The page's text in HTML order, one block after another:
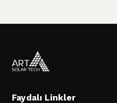
Faydalı Linkler